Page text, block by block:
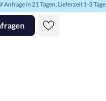
in 21 Tagen, Lieferzeit 1-3 Tage